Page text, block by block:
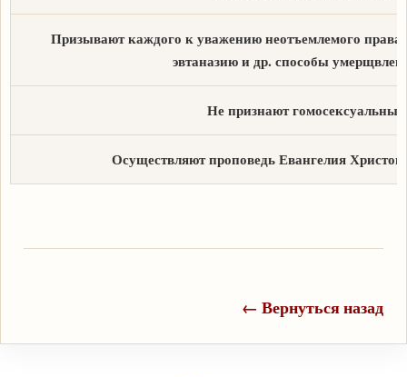
Призывают каждого к уважению неотъемлемого
эвтаназию и др. способы
Не признают
Осуществляют проповедь Евангелия
← Вернуться назад